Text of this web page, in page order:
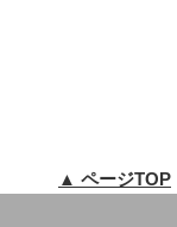
▲ ページTOP